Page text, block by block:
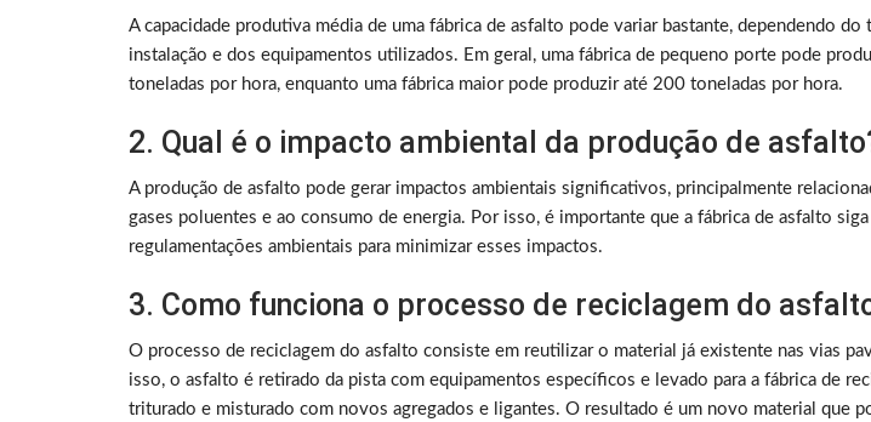
A capacidade produtiva média de uma fábrica de asfalto pode variar bastante, dependendo do
instalação e dos equipamentos utilizados. Em geral, uma fábrica de pequeno porte pode
toneladas por hora, enquanto uma fábrica maior pode produzir até 200 toneladas por hora.
2. Qual é o impacto ambiental da produção de
A produção de asfalto pode gerar impactos ambientais significativos, principalmente
gases poluentes e ao consumo de energia. Por isso, é importante que a fábrica de asfalto
regulamentações ambientais para minimizar esses impactos.
3. Como funciona o processo de reciclagem do
O processo de reciclagem do asfalto consiste em reutilizar o material já existente nas vias
isso, o asfalto é retirado da pista com equipamentos específicos e levado para a fábrica de
triturado e misturado com novos agregados e ligantes. O resultado é um novo material que